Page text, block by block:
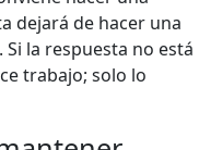
dejará de hacer una
la respuesta no está
trabajo; solo lo